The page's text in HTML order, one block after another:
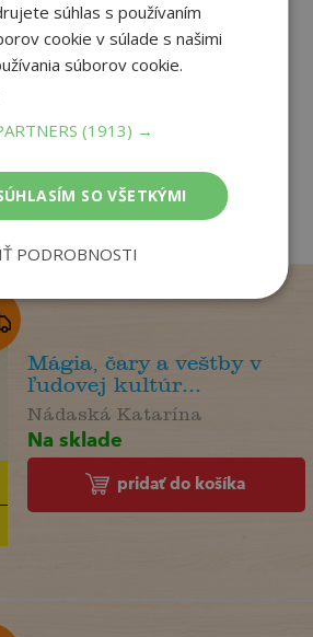
Moll Flanders
Defoe Daniel
Mágia, čary a veštby v
ľudovej kultúr...
Nádaská Katarína
Na sklade
pridať do košíka
súhlas s používaním
cookie v súlade s našimi
súborov cookie.
(1913) →
SO VŠETKÝMI
PODROBNOSTI